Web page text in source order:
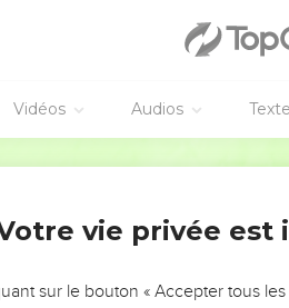
Vidéos Audios
DE
ÉVITER LES VOTRES ?
vie privée
sur le bouton « Accepter tous